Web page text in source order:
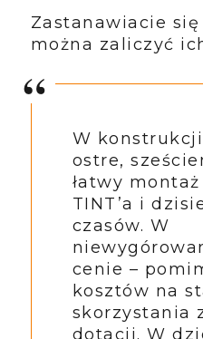
Zastanawiacie
można zaliczyć
W
ostre,
łatwy
TINT’a i
czasów. W
cenie –
kosztów na
skorzystania
dotacji. W